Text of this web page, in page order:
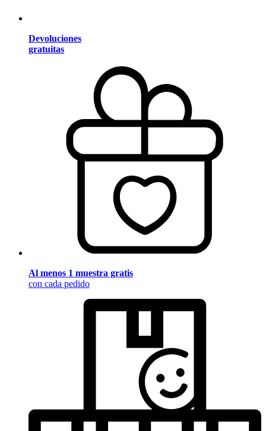
Devoluciones
gratuitas
Al menos 1 muestra gratis
con cada pedido